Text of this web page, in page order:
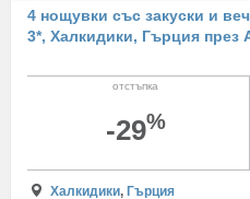
4 нощувки със закуски и
3*, Халкидики, Гърция през
отстъпка
-29%
Халкидики, Гърция